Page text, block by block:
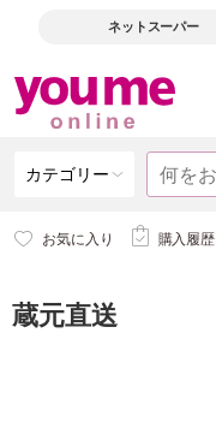
ネットスーパー
カテゴリー
お気に入り 購入履歴
蔵元直送